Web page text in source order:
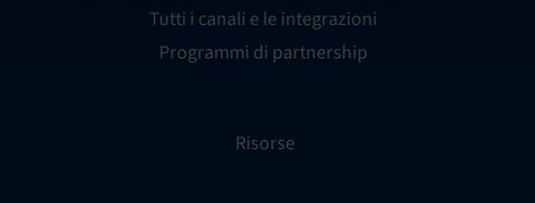
Tutti i canali e le integrazioni
Programmi di partnership
Risorse